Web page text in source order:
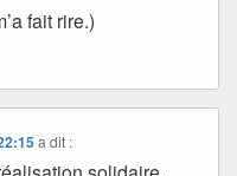
fait rire.)
a dit :